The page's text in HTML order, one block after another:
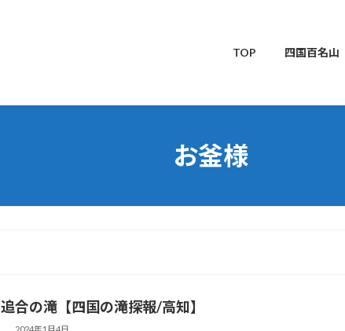
TOP 四国百名山
お釜様
追合の滝【四国の滝探報/高知】
2024年1月4日